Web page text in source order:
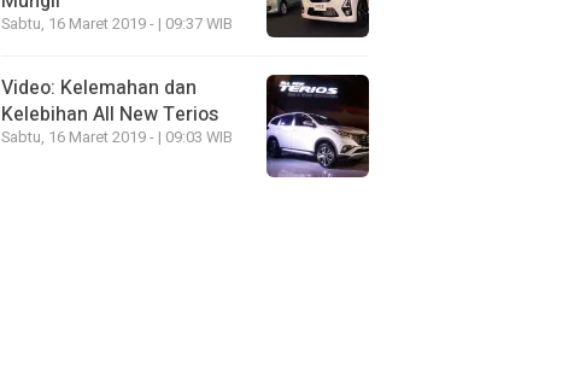
Sabtu, 16 Maret 2019 - | 09:37 WIB
Video: Kelemahan dan
Kelebihan All New Terios
Sabtu, 16 Maret 2019 - | 09:03 WIB